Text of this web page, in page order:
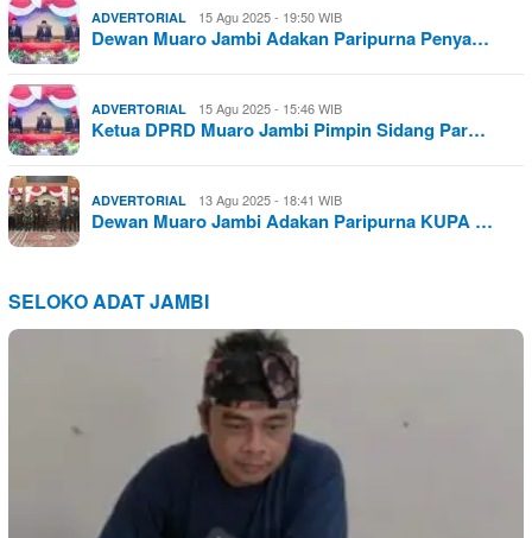
ADVERTORIAL 15 Agu 2025 - 19:50 WIB
Dewan Muaro Jambi Adakan Paripurna Penya…
ADVERTORIAL 15 Agu 2025 - 15:46 WIB
Ketua DPRD Muaro Jambi Pimpin Sidang Par…
ADVERTORIAL 13 Agu 2025 - 18:41 WIB
Dewan Muaro Jambi Adakan Paripurna KUPA …
SELOKO ADAT JAMBI